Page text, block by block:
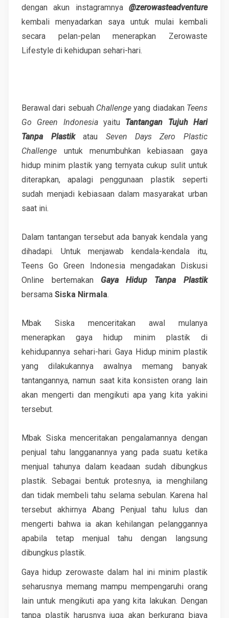
dengan akun instagramnya @zerowasteadventure
kembali menyadarkan saya untuk mulai kembali
secara pelan-pelan menerapkan Zerowaste
Lifestyle di kehidupan sehari-hari.
Berawal dari sebuah Challengeyang diadakan Teens
Go Green Indonesia yaitu Tantangan Tujuh Hari
Tanpa Plastikatau Seven Days Zero Plastic
Challenge untuk menumbuhkan kebiasaan gaya
hidup minim plastik yang ternyata cukup sulit untuk
diterapkan, apalagi penggunaan plastik seperti
sudah menjadi kebiasaan dalam masyarakat urban
saat ini.
Dalam tantangan tersebut ada banyak kendala yang
dihadapi. Untuk menjawab kendala-kendala itu,
Teens Go Green Indonesia mengadakan Diskusi
Online bertemakan Gaya Hidup Tanpa Plastik
bersamaSiska Nirmala.
Mbak Siska menceritakan awal mulanya
menerapkan gaya hidup minim plastik di
kehidupannya sehari-hari. Gaya Hidup minim plastik
yang dilakukannya awalnya memang banyak
tantangannya, namun saat kita konsisten orang lain
akan mengerti dan mengikuti apa yang kita yakini
tersebut.
Mbak Siska menceritakan pengalamannya dengan
penjual tahu langganannya yang pada suatu ketika
menjual tahunya dalam keadaan sudah dibungkus
plastik. Sebagai bentuk protesnya, ia menghilang
dan tidak membeli tahu selama sebulan. Karena hal
tersebut akhirnya Abang Penjual tahu lulus dan
mengerti bahwa ia akan kehilangan pelanggannya
apabila tetap menjual tahu dengan langsung
dibungkus plastik.
Gaya hidup zerowaste dalam hal ini minim plastik
seharusnya memang mampu mempengaruhi orang
lain untuk mengikuti apa yang kita lakukan. Dengan
tanpa plastik harusnya juga akan berkurang biaya